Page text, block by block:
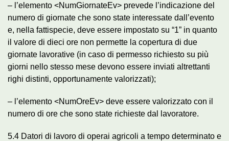
– l’elemento <NumGiornateEv> prevede l’indicazione del
numero di giornate che sono state interessate dall’evento
e, nella fattispecie, deve essere impostato su “1” in quanto
il valore di dieci ore non permette la copertura di due
giornate lavorative (in caso di permesso richiesto su più
giorni nello stesso mese devono essere inviati altrettanti
righi distinti, opportunamente valorizzati);
– l’elemento <NumOreEv> deve essere valorizzato con il
numero di ore che sono state richieste dal lavoratore.
5.4 Datori di lavoro di operai agricoli a tempo determinato e